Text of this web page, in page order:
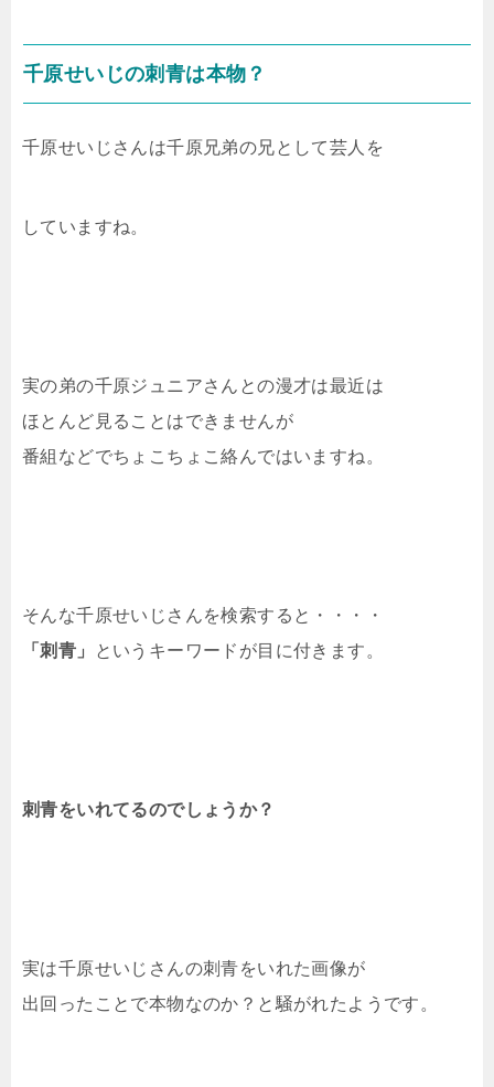
千原せいじの刺青は本物？
千原せいじさんは千原兄弟の兄として芸人を
していますね。
実の弟の千原ジュニアさんとの漫才は最近は
ほとんど見ることはできませんが
番組などでちょこちょこ絡んではいますね。
そんな千原せいじさんを検索すると・・・・
「刺青」
というキーワードが目に付きます。
刺青をいれてるのでしょうか？
実は千原せいじさんの刺青をいれた画像が
出回ったことで本物なのか？と騒がれたようです。